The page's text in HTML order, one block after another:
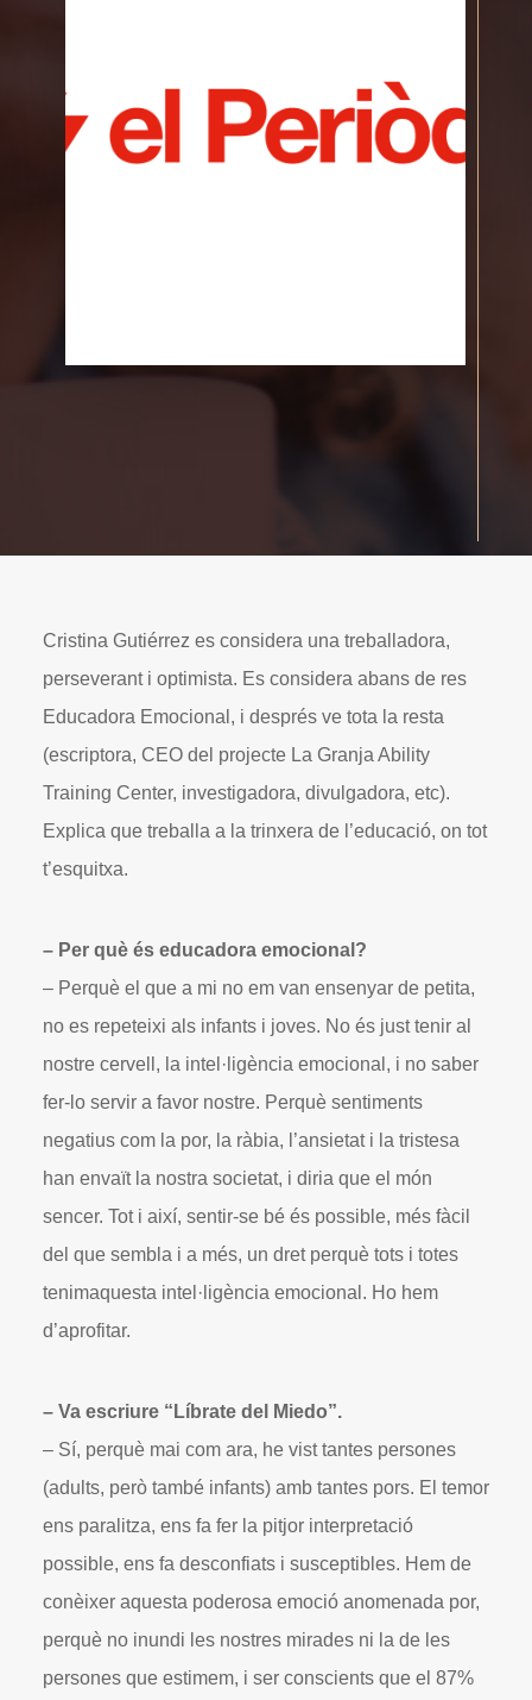
Cristina Gutiérrez es considera una treballadora,
perseverant i optimista. Es considera abans de res
Educadora Emocional, i després ve tota la resta
(escriptora, CEO del projecte La Granja Ability
Training Center, investigadora, divulgadora, etc).
Explica que treballa a la trinxera de l’educació, on tot
t’esquitxa.
– Per què és educadora emocional?
– Perquè el que a mi no em van ensenyar de petita,
no es repeteixi als infants i joves. No és just tenir al
nostre cervell, la intel·ligència emocional, i no saber
fer-lo servir a favor nostre. Perquè sentiments
negatius com la por, la ràbia, l’ansietat i la tristesa
han envaït la nostra societat, i diria que el món
sencer. Tot i així, sentir-se bé és possible, més fàcil
del que sembla i a més, un dret perquè tots i totes
tenimaquesta intel·ligència emocional. Ho hem
d’aprofitar.
– Va escriure “Líbrate del Miedo”.
– Sí, perquè mai com ara, he vist tantes persones
(adults, però també infants) amb tantes pors. El temor
ens paralitza, ens fa fer la pitjor interpretació
possible, ens fa desconfiats i susceptibles. Hem de
conèixer aquesta poderosa emoció anomenada por,
perquè no inundi les nostres mirades ni la de les
persones que estimem, i ser conscients que el 87%